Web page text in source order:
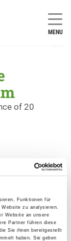
Funktionen für
zu analysieren.
Website an unsere
Partner führen diese
Sie ihnen bereitgestellt
haben. Sie geben
MENU
of 20
Details
Details